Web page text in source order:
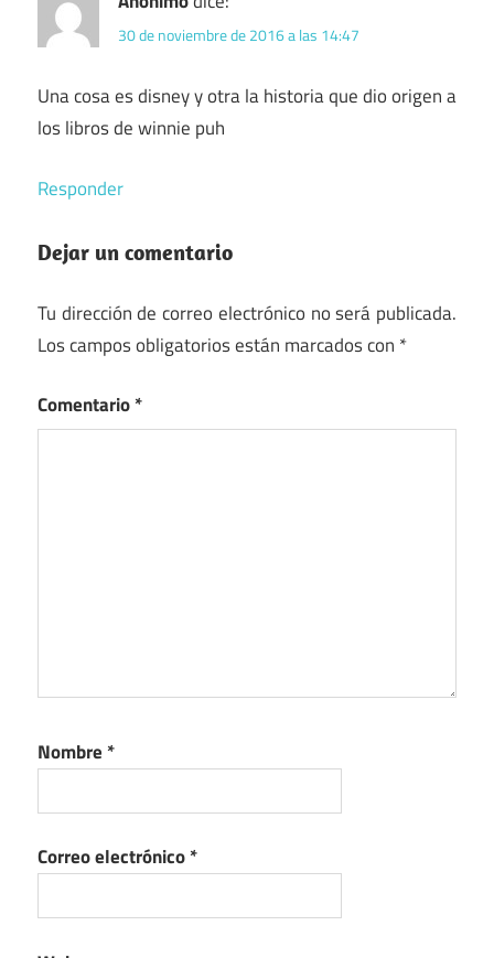
30 de noviembre de 2016 a las 14:47
Una cosa es disney y otra la historia que dio origen a
los libros de winnie puh
Responder
Dejar un comentario
Tu dirección de correo electrónico no será publicada.
Los campos obligatorios están marcados con *
Comentario*
Nombre *
Correo electrónico*